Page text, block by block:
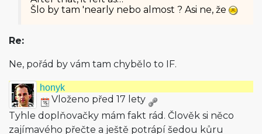
Šlo by tam 'nearly nebo almost ? Asi ne, že
Re:
Ne, pořád by vám tam chybělo to IF.
honyk
Vloženo před 17 lety
Tyhle doplňovačky mám fakt rád. Člověk si něco
zajímavého přečte a ještě potrápí šedou kůru